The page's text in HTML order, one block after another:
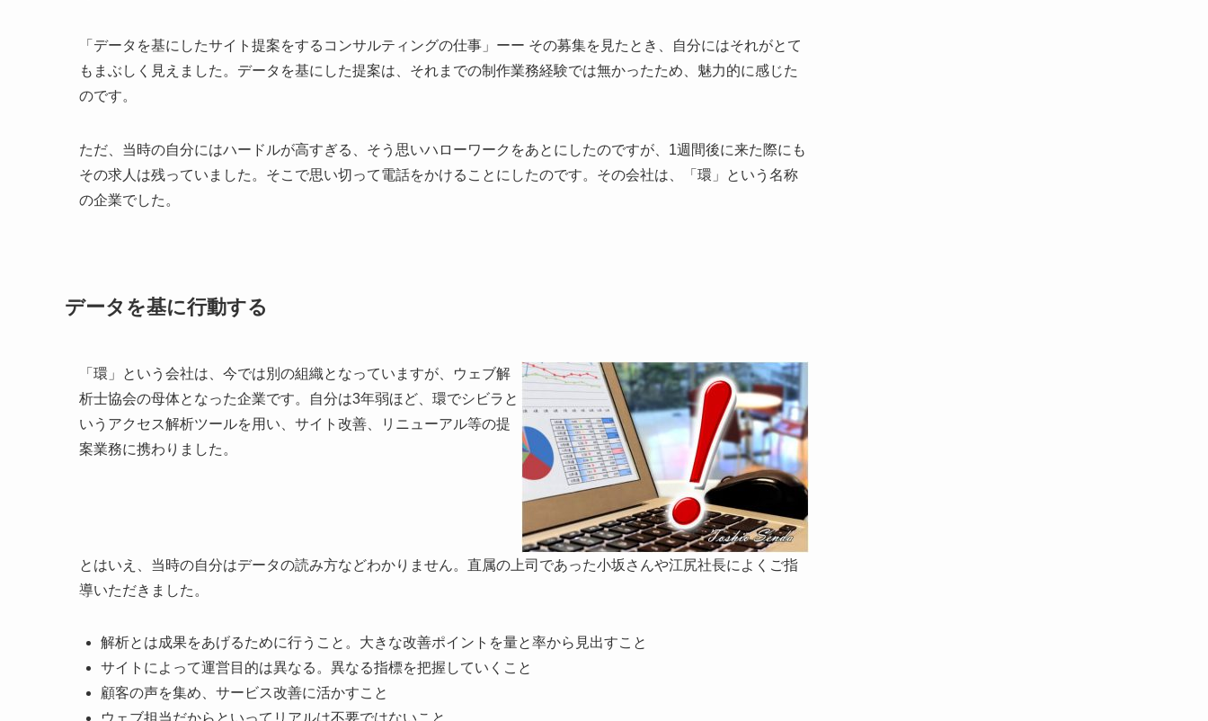
「データを基にしたサイト提案をするコンサルティングの仕事」ーー その募集を見たとき、自分にはそれがとて
もまぶしく見えました。データを基にした提案は、それまでの制作業務経験では無かったため、魅力的に感じた
のです。
ただ、当時の自分にはハードルが高すぎる、そう思いハローワークをあとにしたのですが、1週間後に来た際にも
その求人は残っていました。そこで思い切って電話をかけることにしたのです。その会社は、「環」という名称
の企業でした。
データを基に行動する
「環」という会社は、今では別の組織となっていますが、ウェブ解
析士協会の母体となった企業です。自分は3年弱ほど、環でシビラと
いうアクセス解析ツールを用い、サイト改善、リニューアル等の提
案業務に携わりました。
とはいえ、当時の自分はデータの読み方などわかりません。直属の上司であった小坂さんや江尻社長によくご指
導いただきました。
解析とは成果をあげるために行うこと。大きな改善ポイントを量と率から見出すこと
サイトによって運営目的は異なる。異なる指標を把握していくこと
顧客の声を集め、サービス改善に活かすこと
ウェブ担当だからといってリアルは不要ではないこと